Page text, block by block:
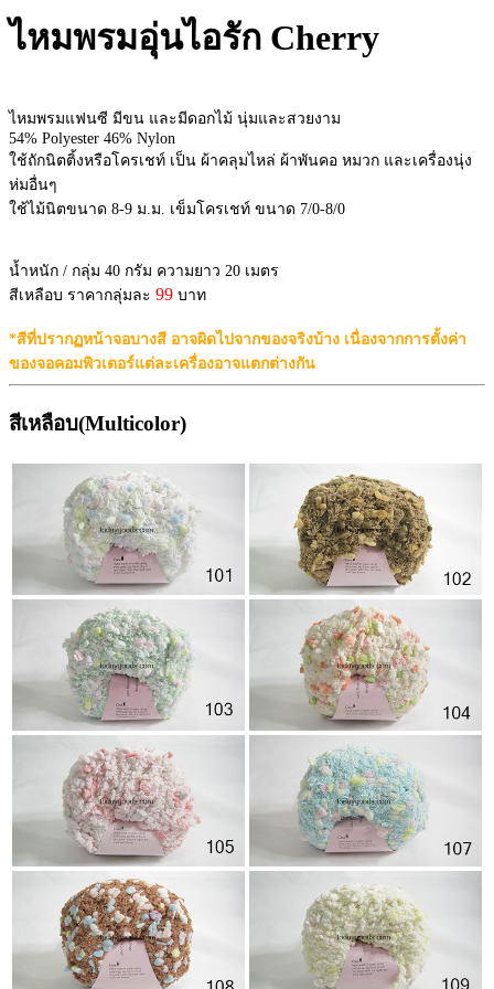
ไหมพรมอุ่นไอรัก Cherry
ไหมพรมแฟนซี มีขน และมีดอกไม้ นุ่มและสวยงาม
54% Polyester 46% Nylon
ใช้ถักนิตติ้งหรือโครเชท์ เป็น ผ้าคลุมไหล่ ผ้าพันคอ หมวก และเครื่องนุ่ง
ห่มอื่นๆ
ใช้ไม้นิตขนาด 8-9 ม.ม. เข็มโครเชท์ ขนาด 7/0-8/0
น้ำหนัก / กลุ่ม 40 กรัม ความยาว 20 เมตร
สีเหลือบ ราคากลุ่มละ 99 บาท
*สีที่ปรากฏหน้าจอบางสี อาจผิดไปจากของจริงบ้าง เนื่องจากการตั้งค่า
ของจอคอมพิวเตอร์แต่ละเครื่องอาจแตกต่างกัน
สีเหลือบ(Multicolor)